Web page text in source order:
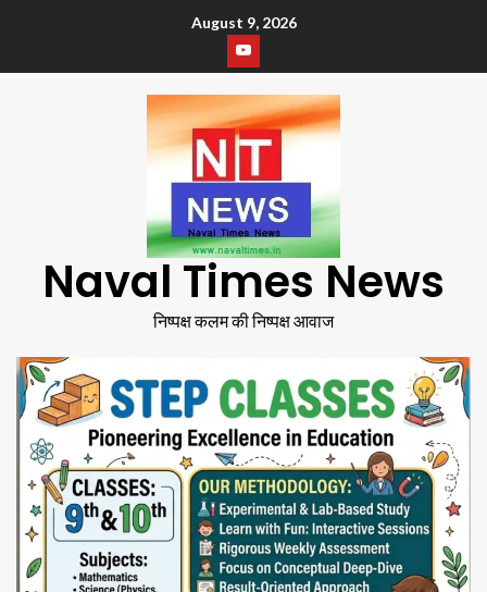
August 9, 2026
Naval Times News
निष्पक्ष कलम की निष्पक्ष आवाज